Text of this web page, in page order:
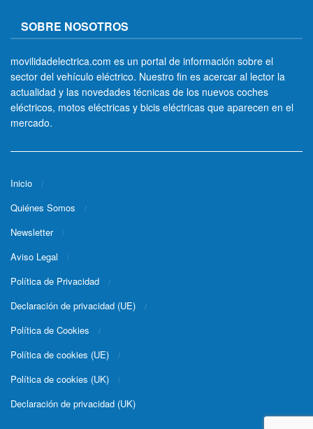
SOBRE NOSOTROS
movilidadelectrica.com es un portal de información sobre el
sector del vehículo eléctrico. Nuestro fin es acercar al lector la
actualidad y las novedades técnicas de los nuevos coches
eléctricos, motos eléctricas y bicis eléctricas que aparecen en el
mercado.
Inicio
Quiénes Somos
Newsletter
Aviso Legal
Política de Privacidad
Declaración de privacidad (UE)
Política de Cookies
Política de cookies (UE)
Política de cookies (UK)
Declaración de privacidad (UK)